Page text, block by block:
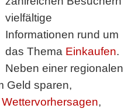
vielfältige
Informationen rund um
das Thema Einkaufen.
Neben einer regionalen
Geld sparen,
Wettervorhersagen,